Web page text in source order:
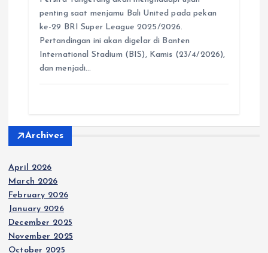
t
s
A
p
p
e
b
o
o
k
s
e
n
g
e
g
r
a
p
e
e
penting saat menjamu Bali United pada pekan
ke-29 BRI Super League 2025/2026.
Pertandingan ini akan digelar di Banten
International Stadium (BIS), Kamis (23/4/2026),
dan menjadi…
Archives
April 2026
March 2026
February 2026
January 2026
December 2025
November 2025
October 2025